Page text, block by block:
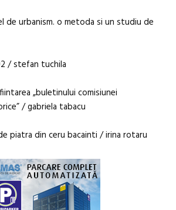
de urbanism. o metoda si un studiu de
/ stefan tuchila
„buletinului comisiunei
/ gabriela tabacu
piatra din ceru bacainti / irina rotaru